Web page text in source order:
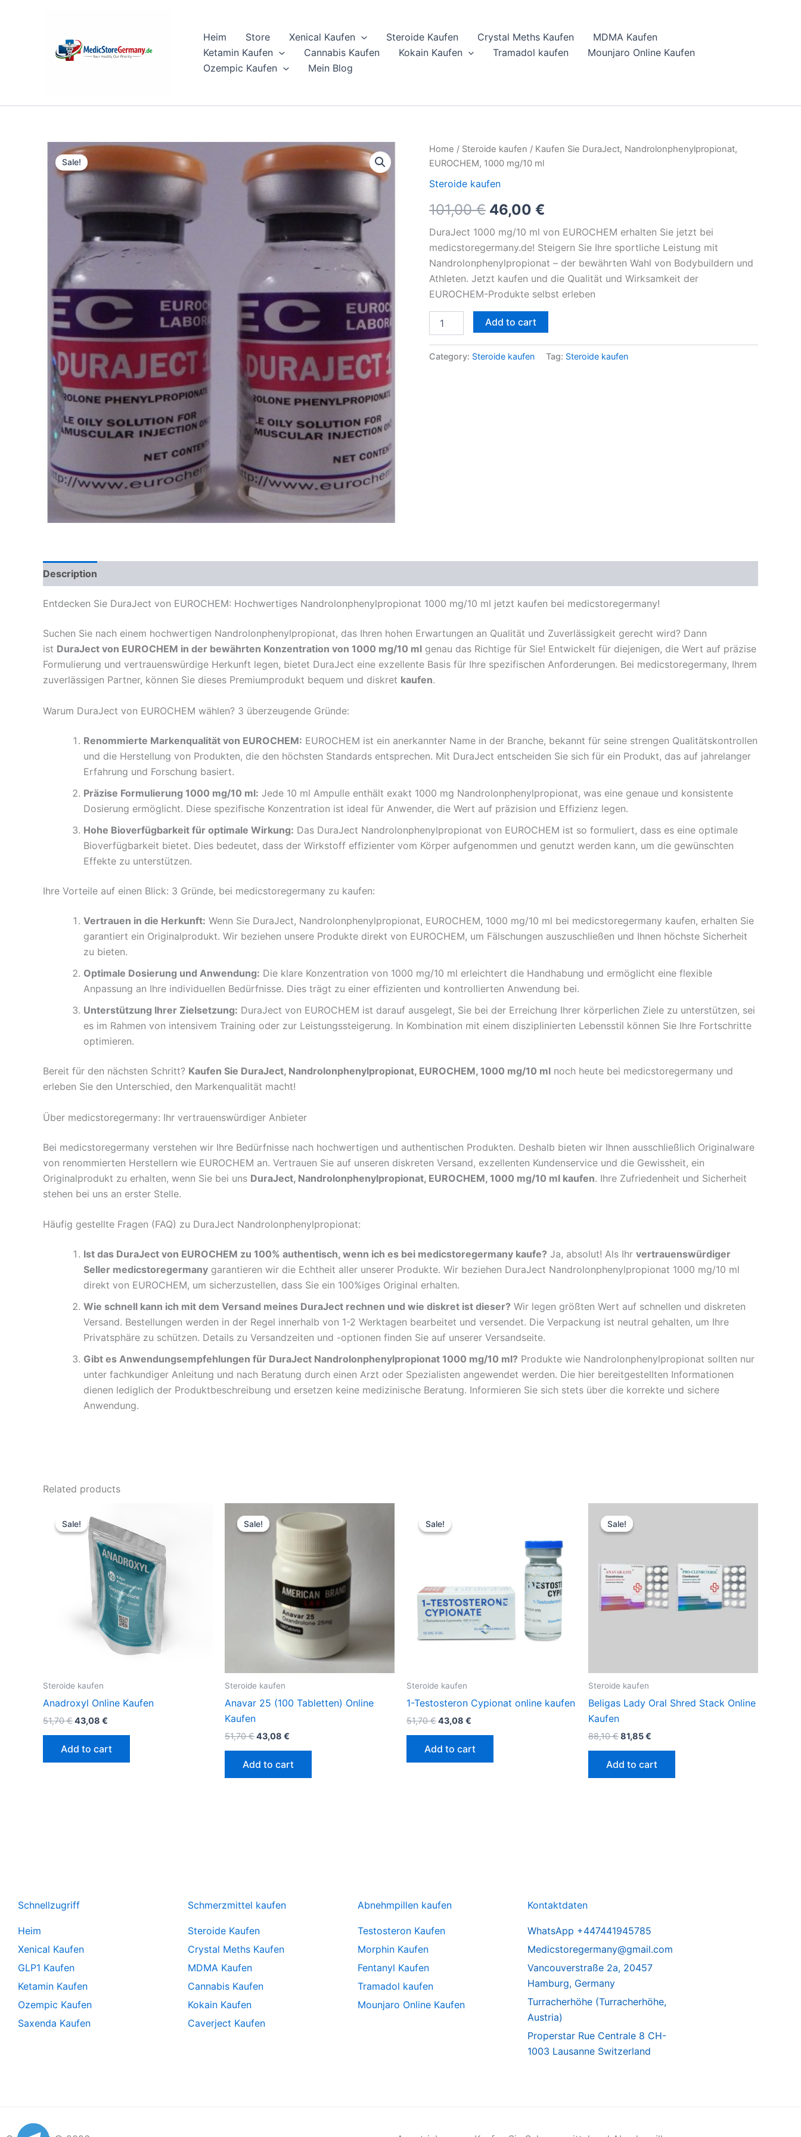
Heim Store Xenical Kaufen Steroide Kaufen Crystal Meths Kaufen
MDMA Kaufen
Ketamin Kaufen
Cannabis Kaufen Kokain Kaufen Tramadol kaufen
Mounjaro Online Kaufen
Ozempic Kaufen
Mein Blog
Sale!
Home / Steroide kaufen / Kaufen Sie DuraJect, Nandrolonphenylpropionat,
EUROCHEM, 1000 mg/10 ml
Steroide kaufen
101,00€
Original
price
101,00 €.
46,00 €
Current
DuraJect 1000 mg/10 ml von EUROCHEM erhalten Sie jetzt bei
medicstoregermany.de! Steigern Sie Ihre sportliche Leistung mit
Nandrolonphenylpropionat – der bewährten Wahl von Bodybuildern und
Athleten. Jetzt kaufen und die Qualität und Wirksamkeit der
EUROCHEM-Produkte selbst erleben
Kaufen
Sie
Nandrolonphenylpropionat,
1000
mg/10
ml
quantity
Add to cart
Category: Steroide kaufen Tag: Steroide kaufen
Description
Entdecken Sie DuraJect von EUROCHEM: Hochwertiges Nandrolonphenylpropionat 1000 mg/10 ml jetzt kaufen bei medicstoregermany!
Suchen Sie nach einem hochwertigen Nandrolonphenylpropionat, das Ihren hohen Erwartungen an Qualität und Zuverlässigkeit gerecht wird? Dann
ist DuraJect von EUROCHEM in der bewährten Konzentration von 1000 mg/10 ml genau das Richtige für Sie! Entwickelt für diejenigen, die Wert auf präzise
Formulierung und vertrauenswürdige Herkunft legen, bietet DuraJect eine exzellente Basis für Ihre spezifischen Anforderungen. Bei medicstoregermany, Ihrem
zuverlässigen Partner, können Sie dieses Premiumprodukt bequem und diskret kaufen.
Warum DuraJect von EUROCHEM wählen? 3 überzeugende Gründe:
Renommierte Markenqualität von EUROCHEM: EUROCHEM ist ein anerkannter Name in der Branche, bekannt für seine strengen Qualitätskontrollen
und die Herstellung von Produkten, die den höchsten Standards entsprechen. Mit DuraJect entscheiden Sie sich für ein Produkt, das auf jahrelanger
Erfahrung und Forschung basiert.
Präzise Formulierung 1000 mg/10 ml: Jede 10 ml Ampulle enthält exakt 1000 mg Nandrolonphenylpropionat, was eine genaue und konsistente
Dosierung ermöglicht. Diese spezifische Konzentration ist ideal für Anwender, die Wert auf präzision und Effizienz legen.
Hohe Bioverfügbarkeit für optimale Wirkung: Das DuraJect Nandrolonphenylpropionat von EUROCHEM ist so formuliert, dass es eine optimale
Bioverfügbarkeit bietet. Dies bedeutet, dass der Wirkstoff effizienter vom Körper aufgenommen und genutzt werden kann, um die gewünschten
Effekte zu unterstützen.
Ihre Vorteile auf einen Blick: 3 Gründe, bei medicstoregermany zu kaufen:
Vertrauen in die Herkunft: Wenn Sie DuraJect, Nandrolonphenylpropionat, EUROCHEM, 1000 mg/10 ml bei medicstoregermany kaufen, erhalten Sie
garantiert ein Originalprodukt. Wir beziehen unsere Produkte direkt von EUROCHEM, um Fälschungen auszuschließen und Ihnen höchste Sicherheit
zu bieten.
Optimale Dosierung und Anwendung: Die klare Konzentration von 1000 mg/10 ml erleichtert die Handhabung und ermöglicht eine flexible
Anpassung an Ihre individuellen Bedürfnisse. Dies trägt zu einer effizienten und kontrollierten Anwendung bei.
Unterstützung Ihrer Zielsetzung: DuraJect von EUROCHEM ist darauf ausgelegt, Sie bei der Erreichung Ihrer körperlichen Ziele zu unterstützen, sei
es im Rahmen von intensivem Training oder zur Leistungssteigerung. In Kombination mit einem disziplinierten Lebensstil können Sie Ihre Fortschritte
optimieren.
Bereit für den nächsten Schritt? Kaufen Sie DuraJect, Nandrolonphenylpropionat, EUROCHEM, 1000 mg/10 ml noch heute bei medicstoregermany und
erleben Sie den Unterschied, den Markenqualität macht!
Über medicstoregermany: Ihr vertrauenswürdiger Anbieter
Bei medicstoregermany verstehen wir Ihre Bedürfnisse nach hochwertigen und authentischen Produkten. Deshalb bieten wir Ihnen ausschließlich Originalware
von renommierten Herstellern wie EUROCHEM an. Vertrauen Sie auf unseren diskreten Versand, exzellenten Kundenservice und die Gewissheit, ein
Originalprodukt zu erhalten, wenn Sie bei uns DuraJect, Nandrolonphenylpropionat, EUROCHEM, 1000 mg/10 ml kaufen. Ihre Zufriedenheit und Sicherheit
stehen bei uns an erster Stelle.
Häufig gestellte Fragen (FAQ) zu DuraJect Nandrolonphenylpropionat:
Ist das DuraJect von EUROCHEM zu 100% authentisch, wenn ich es bei medicstoregermany kaufe? Ja, absolut! Als Ihr vertrauenswürdiger
Seller medicstoregermany garantieren wir die Echtheit aller unserer Produkte. Wir beziehen DuraJect Nandrolonphenylpropionat 1000 mg/10 ml
direkt von EUROCHEM, um sicherzustellen, dass Sie ein 100%iges Original erhalten.
Wie schnell kann ich mit dem Versand meines DuraJect rechnen und wie diskret ist dieser? Wir legen größten Wert auf schnellen und diskreten
Versand. Bestellungen werden in der Regel innerhalb von 1-2 Werktagen bearbeitet und versendet. Die Verpackung ist neutral gehalten, um Ihre
Privatsphäre zu schützen. Details zu Versandzeiten und -optionen finden Sie auf unserer Versandseite.
Gibt es Anwendungsempfehlungen für DuraJect Nandrolonphenylpropionat 1000 mg/10 ml? Produkte wie Nandrolonphenylpropionat sollten nur
unter fachkundiger Anleitung und nach Beratung durch einen Arzt oder Spezialisten angewendet werden. Die hier bereitgestellten Informationen
dienen lediglich der Produktbeschreibung und ersetzen keine medizinische Beratung. Informieren Sie sich stets über die korrekte und sichere
Anwendung.
Related products
Sale!
Sale!
Steroide kaufen
Anadroxyl Online Kaufen
51,70€
price
was:
51,70 €.
43,08 €
is:
43,08 €.
Add to cart
Sale!
Sale!
Steroide kaufen
Anavar 25 (100 Tabletten) Online
Kaufen
51,70€
price
was:
43,08 €
price
is:
Add to cart
Sale!
Sale!
Steroide kaufen
1-Testosteron Cypionat online kaufen
51,70€
price
was:
43,08 €
Add to cart
Sale!
Sale!
Steroide kaufen
Beligas Lady Oral Shred Stack Online
Kaufen
88,10€
price
was:
81,85€
Add to cart
Schnellzugriff
Heim
Xenical Kaufen
GLP1 Kaufen
Ketamin Kaufen
Ozempic Kaufen
Saxenda Kaufen
Schmerzmittel kaufen
Steroide Kaufen
Crystal Meths Kaufen
MDMA Kaufen
Cannabis Kaufen
Kokain Kaufen
Caverject Kaufen
Abnehmpillen kaufen
Testosteron Kaufen
Morphin Kaufen
Fentanyl Kaufen
Tramadol kaufen
Mounjaro Online Kaufen
Kontaktdaten
WhatsApp +447441945785
Medicstoregermany@gmail.com
Vancouverstraße 2a, 20457
Hamburg, Germany
Turracherhöhe (Turracherhöhe,
Austria)
Properstar Rue Centrale 8 CH-
1003 Lausanne Switzerland